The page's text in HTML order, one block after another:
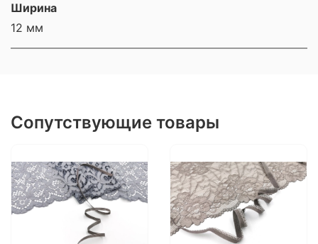
Ширина
12 мм
Сопутствующие товары